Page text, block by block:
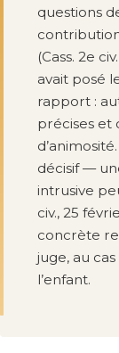
questions
(Cass. 2e
avait posé
rapport :
précises et
décisif —
intrusive
civ., 25
concrète
juge, au
l’enfant.